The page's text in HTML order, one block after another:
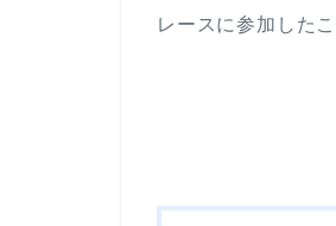
レースに参加した